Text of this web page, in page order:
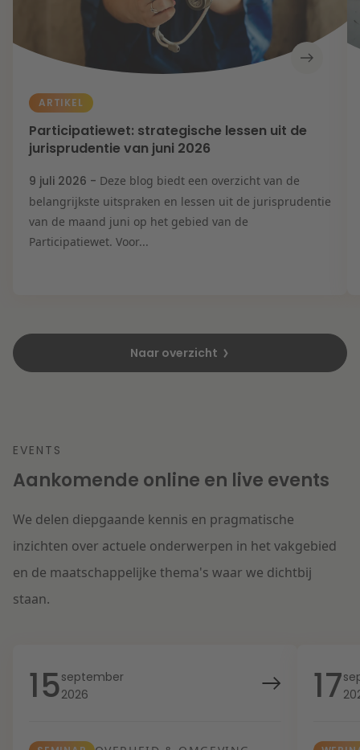
ARTIKEL
Participatiewet: strategische lessen uit de
jurisprudentie van juni 2026
9 juli 2026 - Deze blog biedt een overzicht van de
belangrijkste uitspraken en lessen uit de jurisprudentie
van de maand juni op het gebied van de
Participatiewet. Voor...
Naar overzicht
EVENTS
Aankomende online en live events
We delen diepgaande kennis en pragmatische
inzichten over actuele onderwerpen in het vakgebied
en de maatschappelijke thema's waar we dichtbij
staan.
15september
2026
17